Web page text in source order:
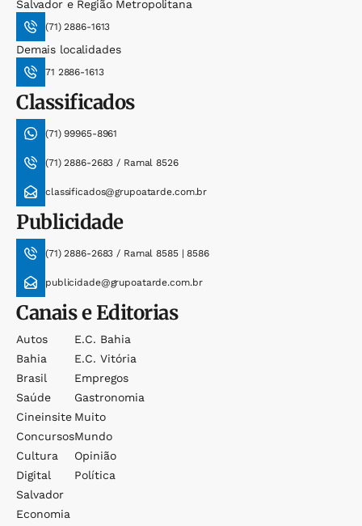
Salvador e Região Metropolitana
(71) 2886-1613
Demais localidades
71 2886-1613
Classificados
(71) 99965-8961
(71) 2886-2683 / Ramal 8526
classificados@grupoatarde.com.br
Publicidade
(71) 2886-2683 / Ramal 8585 | 8586
publicidade@grupoatarde.com.br
Canais e Editorias
Autos
Bahia
Brasil
Saúde
Cineinsite
Concursos
Cultura
Digital
Salvador
Economia
E.c. Bahia
E.c. Vitória
Empregos
Gastronomia
Muito
Mundo
Opinião
Política